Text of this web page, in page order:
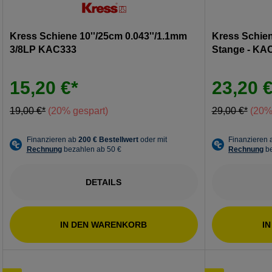
Kress Schiene 10''/25cm 0.043''/1.1mm
3/8LP KAC333
15,20 €*
19,00 €* (20% gespart)
DETAILS
IN DEN WARENKORB
Kress
Stange -
23,20
29,00 €*